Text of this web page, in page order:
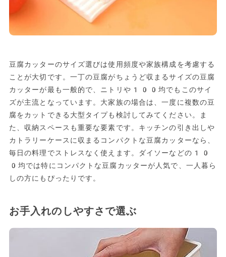
豆腐カッターのサイズ選びは使用頻度や家族構成を考慮する
ことが大切です。一丁の豆腐がちょうど収まるサイズの豆腐
カッターが最も一般的で、ニトリや100均でもこのサイ
ズが主流となっています。大家族の場合は、一度に複数の豆
腐をカットできる大型タイプも検討してみてください。ま
た、収納スペースも重要な要素です。キッチンの引き出しや
カトラリーケースに収まるコンパクトな豆腐カッターなら、
毎日の料理でストレスなく使えます。ダイソーなどの10
0均では特にコンパクトな豆腐カッターが人気で、一人暮ら
しの方にもぴったりです。
お手入れのしやすさで選ぶ